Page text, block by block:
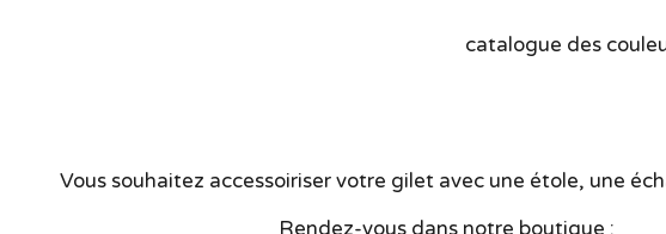
Vous souhaitez accessoiriser votre gilet avec une étole, une
Rendez-vous dans notre boutique :